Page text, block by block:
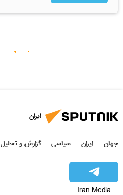
ایران
جهان ایران سیاسی گزارش و تحلیل
Iran Media